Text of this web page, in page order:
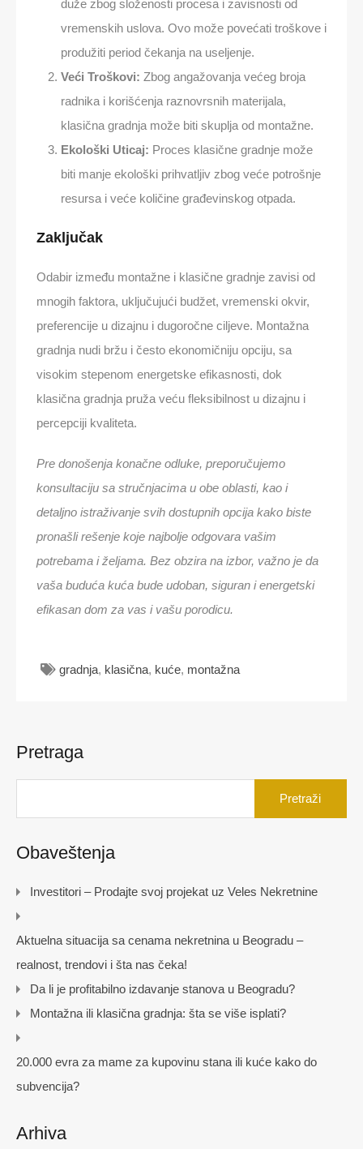
duže zbog složenosti procesa i zavisnosti od
vremenskih uslova. Ovo može povećati troškove i
produžiti period čekanja na useljenje.
Veći Troškovi: Zbog angažovanja većeg broja
radnika i korišćenja raznovrsnih materijala,
klasična gradnja može biti skuplja od montažne.
Ekološki Uticaj: Proces klasične gradnje može
biti manje ekološki prihvatljiv zbog veće potrošnje
resursa i veće količine građevinskog otpada.
Zaključak
Odabir između montažne i klasične gradnje zavisi od
mnogih faktora, uključujući budžet, vremenski okvir,
preferencije u dizajnu i dugoročne ciljeve. Montažna
gradnja nudi bržu i često ekonomičniju opciju, sa
visokim stepenom energetske efikasnosti, dok
klasična gradnja pruža veću fleksibilnost u dizajnu i
percepciji kvaliteta.
Pre donošenja konačne odluke, preporučujemo
konsultaciju sa stručnjacima u obe oblasti, kao i
detaljno istraživanje svih dostupnih opcija kako biste
pronašli rešenje koje najbolje odgovara vašim
potrebama i željama. Bez obzira na izbor, važno je da
vaša buduća kuća bude udoban, siguran i energetski
efikasan dom za vas i vašu porodicu.
gradnja, klasična, kuće, montažna
Pretraga
Obaveštenja
Investitori – Prodajte svoj projekat uz Veles Nekretnine
Aktuelna situacija sa cenama nekretnina u Beogradu –
realnost, trendovi i šta nas čeka!
Da li je profitabilno izdavanje stanova u Beogradu?
Montažna ili klasična gradnja: šta se više isplati?
20.000 evra za mame za kupovinu stana ili kuće kako do
subvencija?
Arhiva